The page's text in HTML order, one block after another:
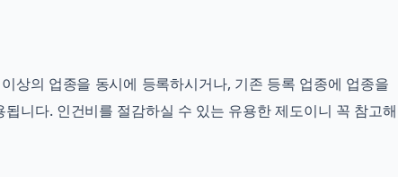
상의 업종을 동시에 등록하시거나, 기존 등록 업종에 업종을
니다. 인건비를 절감하실 수 있는 유용한 제도이니 꼭 참고해